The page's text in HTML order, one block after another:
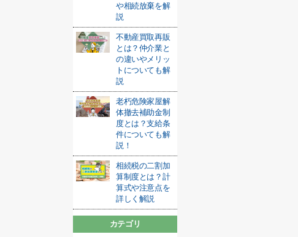
や相続放棄を解
説
不動産買取再販
とは？仲介業と
の違いやメリッ
トについても解
説
老朽危険家屋解
体撤去補助金制
度とは？支給条
件についても解
説！
相続税の二割加
算制度とは？計
算式や注意点を
詳しく解説
カテゴリ